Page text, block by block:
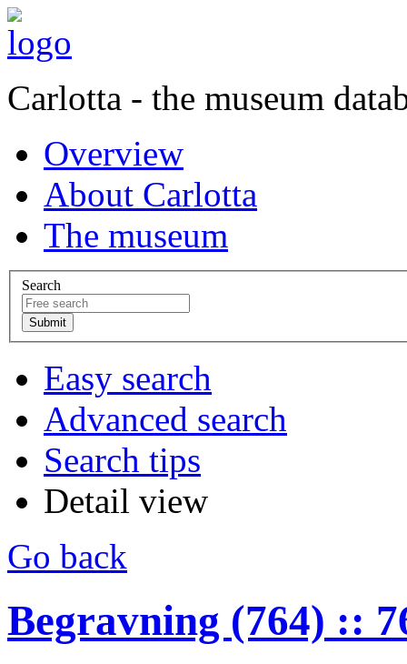
Carlotta - the museum
Overview
About Carlotta
The museum
Search
Easy search
Advanced search
Search tips
Detail view
Go back
Begravning (764) ::